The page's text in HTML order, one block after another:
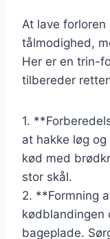
At lave
tålmodighed,
Her er en trin-
tilbereder
1.
at hakke løg
kød med
stor skål.
2. **Formning
kødblandingen
bageplade.